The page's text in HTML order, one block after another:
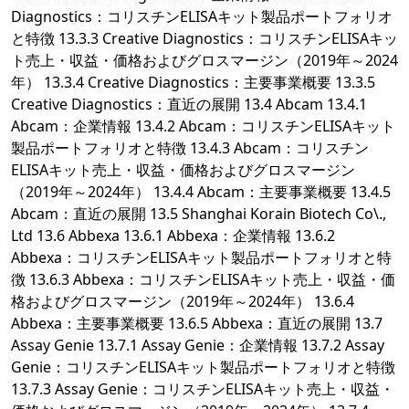
Diagnostics：コリスチンELISAキット製品ポートフォリオ
と特徴 13.3.3 Creative Diagnostics：コリスチンELISAキッ
ト売上・収益・価格およびグロスマージン（2019年～2024
年） 13.3.4 Creative Diagnostics：主要事業概要 13.3.5
Creative Diagnostics：直近の展開 13.4 Abcam 13.4.1
Abcam：企業情報 13.4.2 Abcam：コリスチンELISAキット
製品ポートフォリオと特徴 13.4.3 Abcam：コリスチン
ELISAキット売上・収益・価格およびグロスマージン
（2019年～2024年） 13.4.4 Abcam：主要事業概要 13.4.5
Abcam：直近の展開 13.5 Shanghai Korain Biotech Co\.,
Ltd 13.6 Abbexa 13.6.1 Abbexa：企業情報 13.6.2
Abbexa：コリスチンELISAキット製品ポートフォリオと特
徴 13.6.3 Abbexa：コリスチンELISAキット売上・収益・価
格およびグロスマージン（2019年～2024年） 13.6.4
Abbexa：主要事業概要 13.6.5 Abbexa：直近の展開 13.7
Assay Genie 13.7.1 Assay Genie：企業情報 13.7.2 Assay
Genie：コリスチンELISAキット製品ポートフォリオと特徴
13.7.3 Assay Genie：コリスチンELISAキット売上・収益・